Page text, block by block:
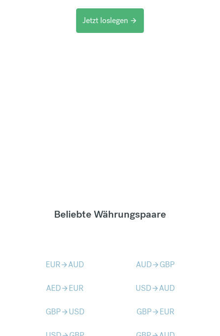
Jetzt loslegen arrow_forward
Beliebte Währungspaare
EURarrow_forwardAUD AUDarrow_forward GBP
AEDarrow_forward EUR USDarrow_forwardAUD
GBParrow_forward USD GBParrow_forward EUR